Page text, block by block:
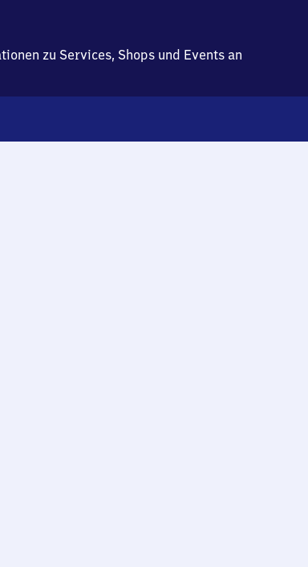
zu Services, Shops und Events an